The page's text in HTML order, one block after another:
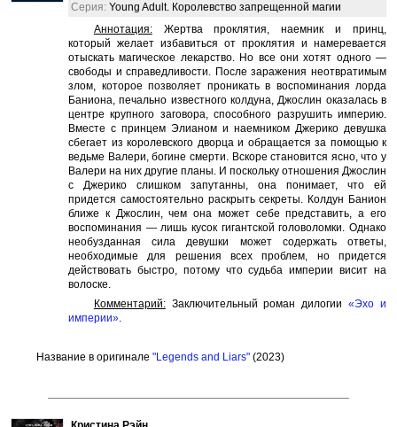
Серия: Young Adult. Королевство запрещенной магии
Аннотация:Жертва проклятия, наемник и принц,
который желает избавиться от проклятия и намеревается
отыскать магическое лекарство. Но все они хотят одного —
свободы и справедливости. После заражения неотвратимым
злом, которое позволяет проникать в воспоминания лорда
Баниона, печально известного колдуна, Джослин оказалась в
центре крупного заговора, способного разрушить империю.
Вместе с принцем Элианом и наемником Джерико девушка
сбегает из королевского дворца и обращается за помощью к
ведьме Валери, богине смерти. Вскоре становится ясно, что у
Валери на них другие планы. И поскольку отношения Джослин
с Джерико слишком запутанны, она понимает, что ей
придется самостоятельно раскрыть секреты. Колдун Банион
ближе к Джослин, чем она может себе представить, а его
воспоминания — лишь кусок гигантской головоломки. Однако
необузданная сила девушки может содержать ответы,
необходимые для решения всех проблем, но придется
действовать быстро, потому что судьба империи висит на
волоске.
Комментарий:Заключительный роман дилогии«Эхо и
империи».
Название в оригинале "Legends and Liars"(2023)